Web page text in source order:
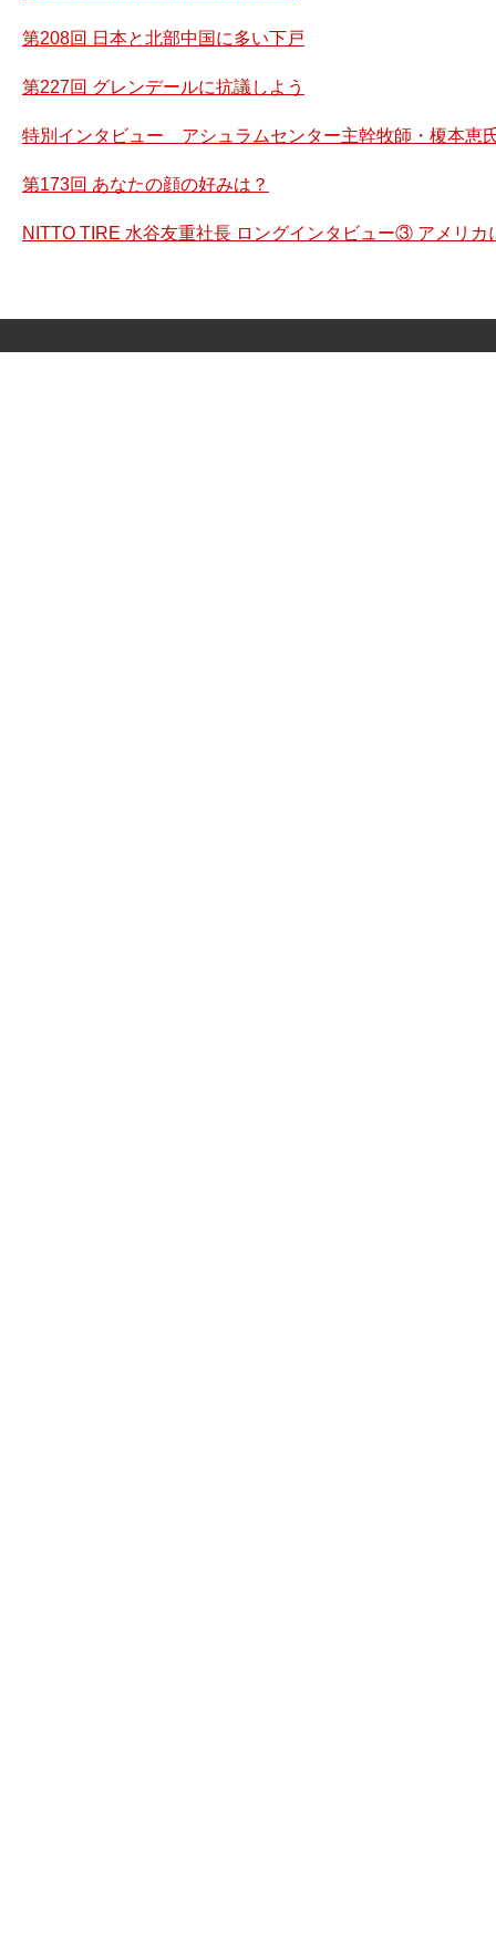
第208回 日本と北部中国に多い下戸
第227回 グレンデールに抗議しよう
特別インタビュー アシュラムセンター主幹牧師・榎本恵
第173回 あなたの顔の好みは？
NITTO TIRE 水谷友重社長 ロングインタビュー③ アメリカ